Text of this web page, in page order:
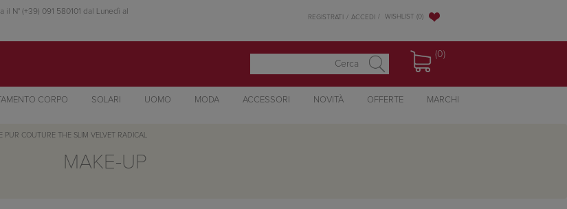
N° (+39) 091 580101 dal Lunedì al
REGISTRATI ACCEDI WISHLIST (0)
(0)
CORPO SOLARI UOMO MODA ACCESSORI NOVITÀ OFFERTE MARCHI
PUR COUTURE THE SLIM VELVET RADICAL
MAKE-UP